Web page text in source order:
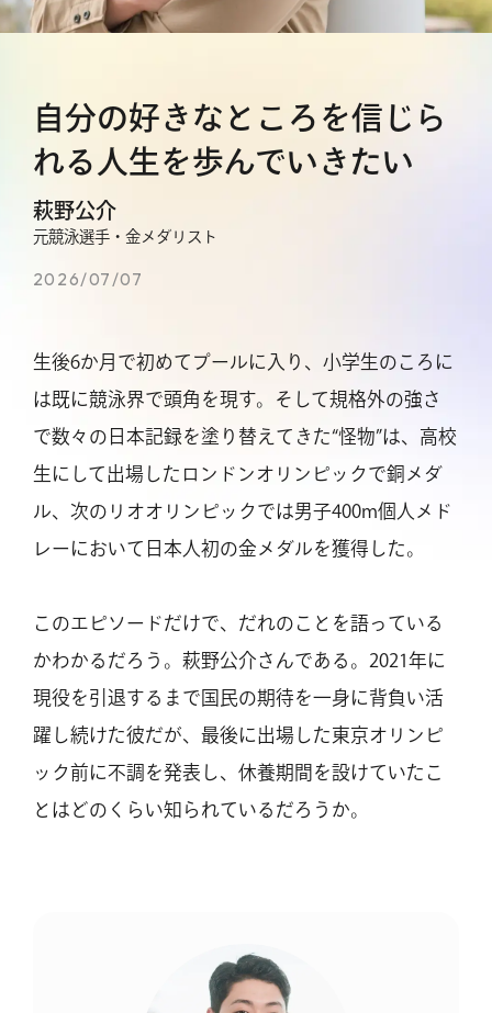
自分の好きなところを信じら
れる人生を歩んでいきたい
萩野公介
元競泳選手・金メダリスト
2026/07/07
生後6か月で初めてプールに入り、小学生のころに
は既に競泳界で頭角を現す。そして規格外の強さ
で数々の日本記録を塗り替えてきた“怪物”は、高校
生にして出場したロンドンオリンピックで銅メダ
ル、次のリオオリンピックでは男子400m個人メド
レーにおいて日本人初の金メダルを獲得した。
このエピソードだけで、だれのことを語っている
かわかるだろう。萩野公介さんである。2021年に
現役を引退するまで国民の期待を一身に背負い活
躍し続けた彼だが、最後に出場した東京オリンピ
ック前に不調を発表し、休養期間を設けていたこ
とはどのくらい知られているだろうか。